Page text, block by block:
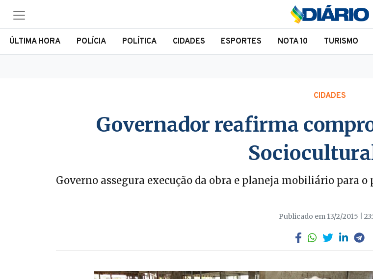
ÚLTIMA HORA POLÍCIA POLÍTICA CIDADES ESPORTES NOTA 10 TURISMO
CIDADES
Governador reafirma
Governo assegura execução da obra e planeja mobiliário para o
Publicado em 13/2/2015 |